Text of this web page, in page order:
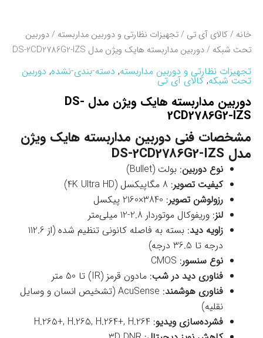
خانه /کالای آی تی /تجهیزات نظارتی و دوربین مداربسته /دوربین
تحت شبکه / دوربین مداربسته هایک ویژن مدل DS-2CD2786G2-IZS
تجهیزات نظارتی و دوربین مداربسته, دسته-بندی-نشده, دوربین
تحت شبکه, کالای آی تی
دوربین مداربسته هایک ویژن مدل DS-
2CD2786G2-IZS
مشخصات فنی دوربین مداربسته هایک ویژن
مدل DS-2CD2786G2-IZS
نوع دوربین: بولت (Bullet)
کیفیت تصویر: 8 مگاپیکسل (4K Ultra HD)
رزولوشن تصویر: 3840×2160 پیکسل
لنز: وریفوکال موتوردار 2.8-12 میلی‌متر
زاویه دید
: بسته به فاصله کانونی تنظیم شده (از 112.6
درجه تا 36.5 درجه)
نوع سنسور: CMOS
فناوری دید در شب: مادون قرمز (IR) تا 50 متر
فناوری هوشمند
: AcuSense (تشخیص انسان و وسایل
نقلیه)
فشرده‌سازی ویدیو: H.265+, H.265, H.264+, H.264